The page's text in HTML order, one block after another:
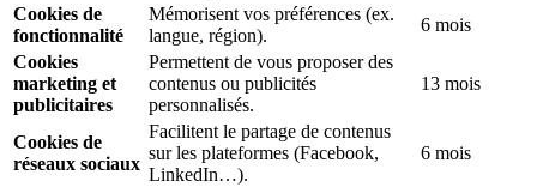
Cookies de
fonctionnalité
Mémorisent vos préférences (ex.
langue, région).
6 mois
Cookies
marketing et
publicitaires
Permettent de vous proposer des
contenus ou publicités
personnalisés.
13 mois
Cookies de
réseaux sociaux
Facilitent le partage de contenus
sur les plateformes (Facebook,
LinkedIn…).
6 mois